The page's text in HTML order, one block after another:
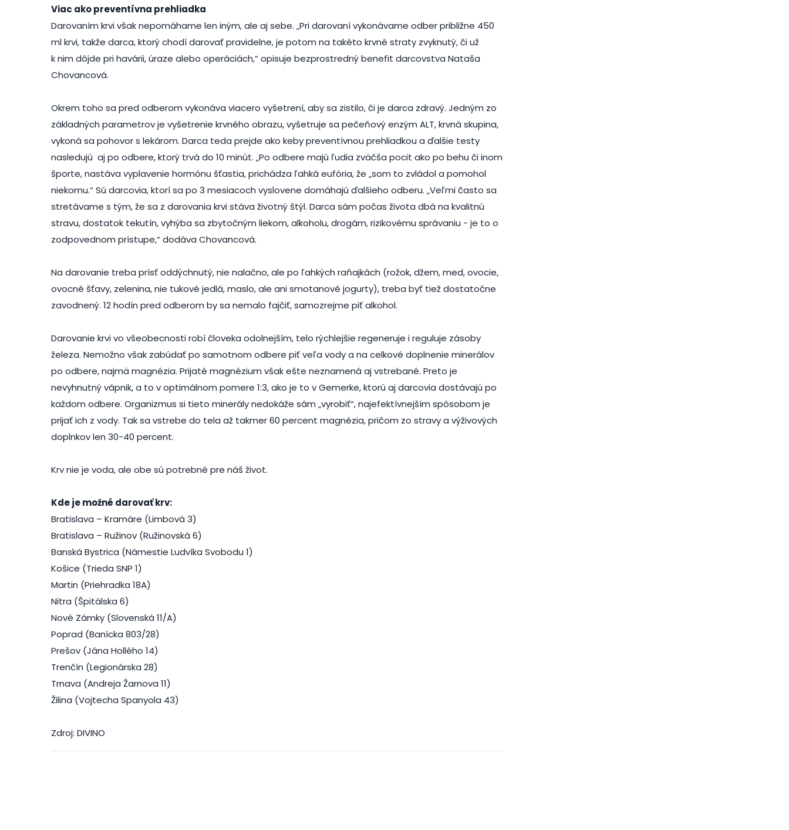
Viac ako preventívna prehliadka
Darovaním krvi však nepomáhame len iným, ale aj sebe. „Pri darovaní vykonávame odber približne 450
ml krvi, takže darca, ktorý chodí darovať pravidelne, je potom na takéto krvné straty zvyknutý, či už
k nim dôjde pri havárii, úraze alebo operáciách,“ opisuje bezprostredný benefit darcovstva Nataša
Chovancová.
Okrem toho sa pred odberom vykonáva viacero vyšetrení, aby sa zistilo, či je darca zdravý. Jedným zo
základných parametrov je vyšetrenie krvného obrazu, vyšetruje sa pečeňový enzým ALT, krvná skupina,
vykoná sa pohovor s lekárom. Darca teda prejde ako keby preventívnou prehliadkou a ďalšie testy
nasledujú aj po odbere, ktorý trvá do 10 minút. „Po odbere majú ľudia zväčša pocit ako po behu či inom
športe, nastáva vyplavenie hormónu šťastia, prichádza ľahká eufória, že „som to zvládol a pomohol
niekomu.“ Sú darcovia, ktorí sa po 3 mesiacoch vyslovene domáhajú ďalšieho odberu. „Veľmi často sa
stretávame s tým, že sa z darovania krvi stáva životný štýl. Darca sám počas života dbá na kvalitnú
stravu, dostatok tekutín, vyhýba sa zbytočným liekom, alkoholu, drogám, rizikovému správaniu - je to o
zodpovednom prístupe,“ dodáva Chovancová.
Na darovanie treba prísť oddýchnutý, nie nalačno, ale po ľahkých raňajkách (rožok, džem, med, ovocie,
ovocné šťavy, zelenina, nie tukové jedlá, maslo, ale ani smotanové jogurty), treba byť tiež dostatočne
zavodnený. 12 hodín pred odberom by sa nemalo fajčiť, samozrejme piť alkohol.
Darovanie krvi vo všeobecnosti robí človeka odolnejším, telo rýchlejšie regeneruje i reguluje zásoby
železa. Nemožno však zabúdať po samotnom odbere piť veľa vody a na celkové doplnenie minerálov
po odbere, najmä magnézia. Prijaté magnézium však ešte neznamená aj vstrebané. Preto je
nevyhnutný vápnik, a to v optimálnom pomere 1:3, ako je to v Gemerke, ktorú aj darcovia dostávajú po
každom odbere. Organizmus si tieto minerály nedokáže sám „vyrobiť“, najefektívnejším spôsobom je
prijať ich z vody. Tak sa vstrebe do tela až takmer 60 percent magnézia, pričom zo stravy a výživových
doplnkov len 30-40 percent.
Krv nie je voda, ale obe sú potrebné pre náš život.
Kde je možné darovať krv:
Bratislava – Kramáre (Limbová 3)
Bratislava – Ružinov (Ružinovská 6)
Banská Bystrica (Námestie Ludvíka Svobodu 1)
Košice (Trieda SNP 1)
Martin (Priehradka 18A)
Nitra (Špitálska 6)
Nové Zámky (Slovenská 11/A)
Poprad (Banícka 803/28)
Prešov (Jána Hollého 14)
Trenčín (Legionárska 28)
Trnava (Andreja Žarnova 11)
Žilina (Vojtecha Spanyola 43)
Zdroj: DIVINO